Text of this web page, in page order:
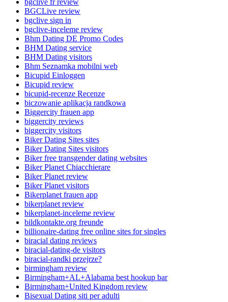
BGCLive review
bgclive sign in
bgclive-inceleme review
Bhm Dating DE Promo Codes
BHM Dating service
BHM Dating visitors
Bhm Seznamka mobilni web
Bicupid Einloggen
Bicupid review
bicupid-recenze Recenze
biczowanie aplikacja randkowa
Biggercity frauen app
biggercity reviews
biggercity visitors
Biker Dating Sites sites
Biker Dating Sites visitors
Biker free transgender dating websites
Biker Planet Chiacchierare
Biker Planet review
Biker Planet visitors
Bikerplanet frauen app
bikerplanet review
bikerplanet-inceleme review
bildkontakte.org freunde
billionaire-dating free online sites for singles
biracial dating reviews
biracial-dating-de visitors
biracial-randki przejrze?
birmingham review
Birmingham+AL+Alabama best hookup bar
Birmingham+United Kingdom review
Bisexual Dating siti per adulti